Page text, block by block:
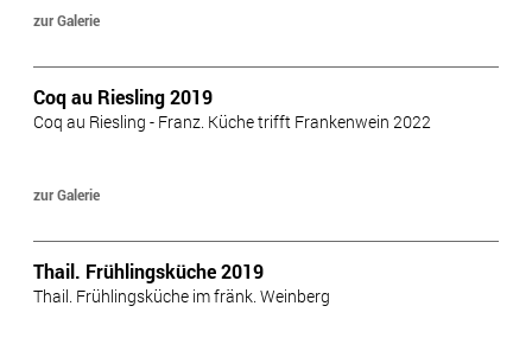
zur Galerie
Coq au Riesling 2019
Coq au Riesling - Franz. Küche trifft Frankenwein 2022
zur Galerie
Thail. Frühlingsküche 2019
Thail. Frühlingsküche im fränk. Weinberg